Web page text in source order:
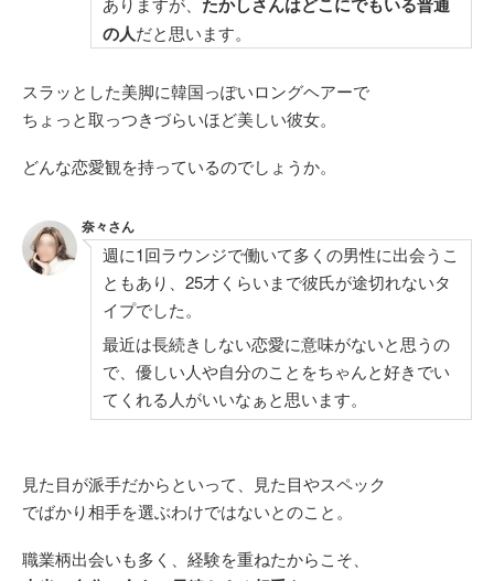
たかしさんはどこにでもいる普通
の人だと思います。
スラッとした美脚に韓国っぽいロングヘアーで
ちょっと取っつきづらいほど美しい彼女。
どんな恋愛観を持っているのでしょうか。
奈々さん
週に1回ラウンジで働いて多くの男性に出会うこ
ともあり、25才くらいまで彼氏が途切れないタ
イプでした。
最近は長続きしない恋愛に意味がないと思うの
で、優しい人や自分のことをちゃんと好きでい
てくれる人がいいなぁと思います。
見た目が派手だからといって、見た目やスペック
でばかり相手を選ぶわけではないとのこと。
職業柄出会いも多く、経験を重ねたからこそ、